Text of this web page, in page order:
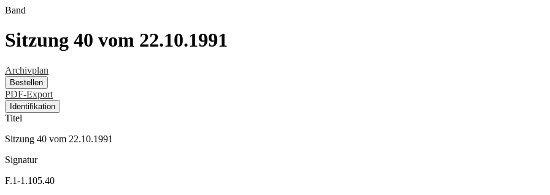
Band
Sitzung 40 vom 22.10.1991
Archivplan
Bestellen
PDF-Export
Identifikation
Titel
Sitzung 40 vom 22.10.1991
Signatur
F.1-1.105.40